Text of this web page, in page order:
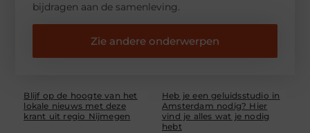
bijdragen aan de samenleving.
Zie andere onderwerpen
Blijf op de hoogte van het
lokale nieuws met deze
krant uit regio Nijmegen
Heb je een geluidsstudio in
Amsterdam nodig? Hier
vind je alles wat je nodig
hebt